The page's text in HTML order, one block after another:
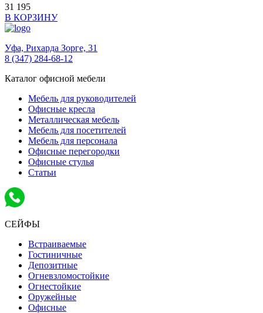
31 195
В КОРЗИНУ
Уфа, Рихарда Зорге, 31
8 (347) 284-68-12
Каталог офисной мебели
Мебель для руководителей
Офисные кресла
Металлическая мебель
Мебель для посетителей
Мебель для персонала
Офисные перегородки
Офисные стулья
Статьи
СЕЙФЫ
Встраиваемые
Гостиничные
Депозитные
Огневзломостойкие
Огнестойкие
Оружейные
Офисные